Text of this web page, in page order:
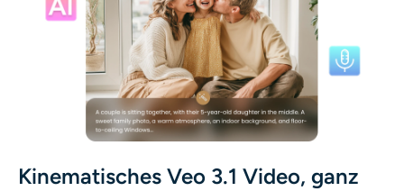
Kinematisches Veo 3.1 Video, ganz